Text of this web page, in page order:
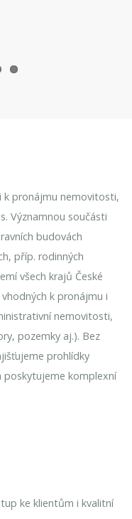
i k pronájmu nemovitosti,
Významnou součásti
budovách
příp. rodinných
všech krajů České
k pronájmu i
nemovitosti,
pozemky aj.). Bez
prohlídky
poskytujeme komplexní
ke klientům i kvalitní